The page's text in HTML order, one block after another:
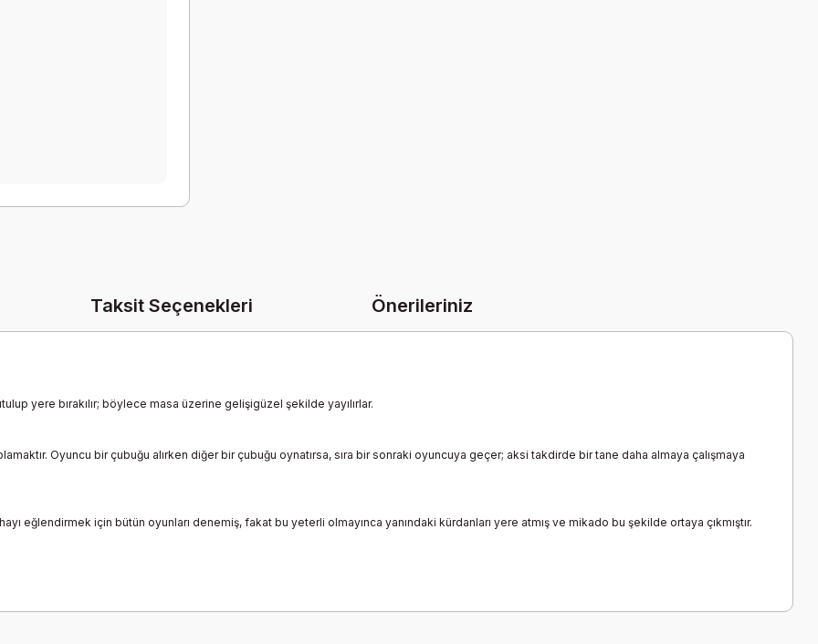
Taksit Seçenekleri Önerileriniz
yere bırakılır; böylece masa üzerine gelişigüzel şekilde yayılırlar.
Oyuncu bir çubuğu alırken diğer bir çubuğu oynatırsa, sıra bir sonraki oyuncuya geçer; aksi takdirde bir tane daha almaya çalışmaya
eğlendirmek için bütün oyunları denemiş, fakat bu yeterli olmayınca yanındaki kürdanları yere atmış ve mikado bu şekilde ortaya çıkmıştır.